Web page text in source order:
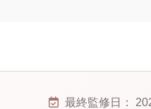
最終監修日：